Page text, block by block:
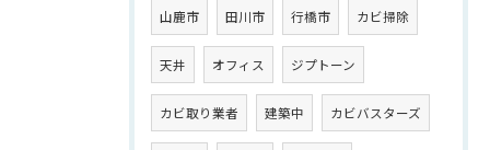
山鹿市 田川市 行橋市 カビ掃除
天井 オフィス ジプトーン
カビ取り業者 建築中 カビバスターズ